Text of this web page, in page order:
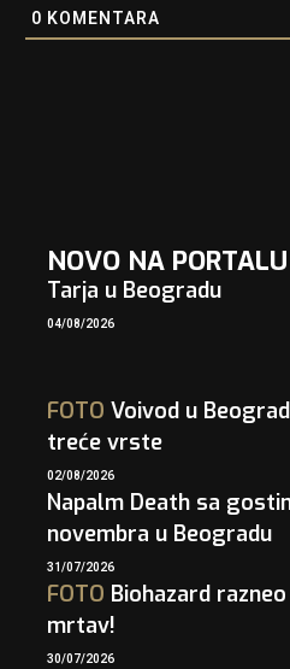
0 KOMENTARA
NOVO NA PORTALU
Tarja u Beogradu
04/08/2026
FOTO Voivod u
treće vrste
02/08/2026
Napalm Death sa
novembra u Beogradu
31/07/2026
FOTO Biohazard
mrtav!
30/07/2026